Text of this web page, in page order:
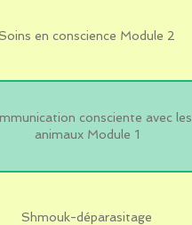
en conscience Module 2
consciente avec les
animaux Module 1
Shmouk-déparasitage